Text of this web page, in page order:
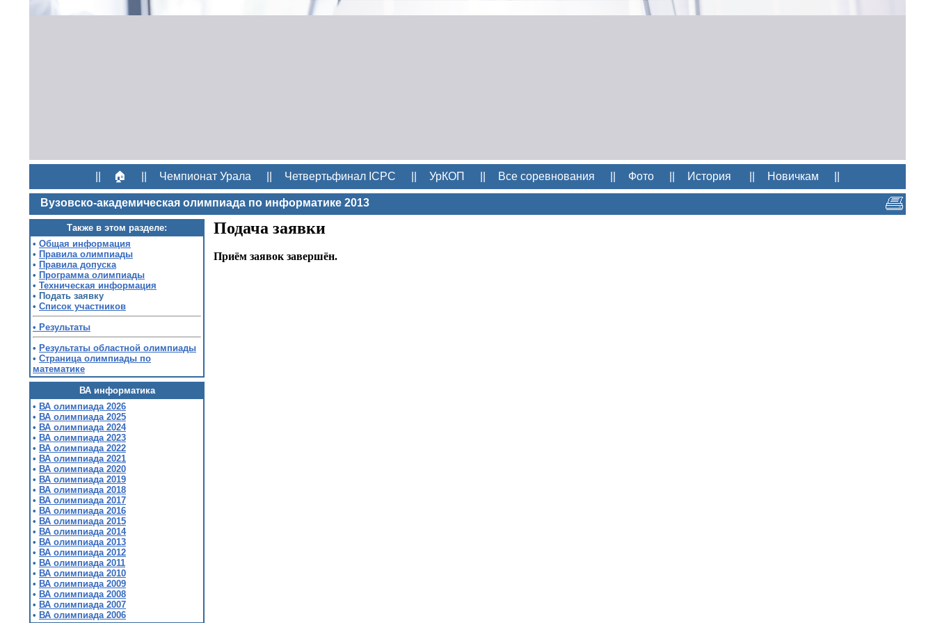
🏠 Чемпионат Урала Четвертьфинал ICPC УрКОП Все соревнования Фото История Новичкам
Вузовско-академическая олимпиада по информатике 2013
Также в этом разделе:
• Общая информация
• Правила олимпиады
• Правила допуска
• Программа олимпиады
• Техническая информация
• Подать заявку
• Список участников
• Результаты
• Результаты областной олимпиады
• Страница олимпиады по
математике
ВА информатика
• ВА олимпиада 2026
• ВА олимпиада 2025
• ВА олимпиада 2024
• ВА олимпиада 2023
• ВА олимпиада 2022
• ВА олимпиада 2021
• ВА олимпиада 2020
• ВА олимпиада 2019
• ВА олимпиада 2018
• ВА олимпиада 2017
• ВА олимпиада 2016
• ВА олимпиада 2015
• ВА олимпиада 2014
• ВА олимпиада 2013
• ВА олимпиада 2012
• ВА олимпиада 2011
• ВА олимпиада 2010
• ВА олимпиада 2009
• ВА олимпиада 2008
• ВА олимпиада 2007
• ВА олимпиада 2006
Подача заявки
Приём заявок завершён.